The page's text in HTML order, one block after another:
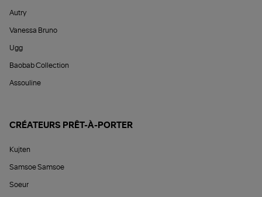
Autry
Vanessa Bruno
Ugg
Baobab Collection
Assouline
CRÉATEURS PRÊT-À-PORTER
Kujten
Samsoe Samsoe
Soeur